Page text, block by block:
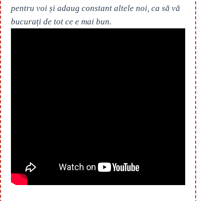
pentru voi și adaug constant altele noi, ca să vă
bucurați de tot ce e mai bun.